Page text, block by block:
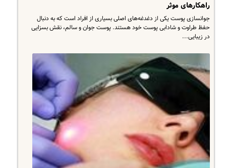
راهکارهای موثر
جوانسازی پوست یکی از دغدغه‌های اصلی بسیاری از افراد است که به دنبال
حفظ طراوت و شادابی پوست خود هستند. پوست جوان و سالم، نقش بسزایی
در زیبایی...